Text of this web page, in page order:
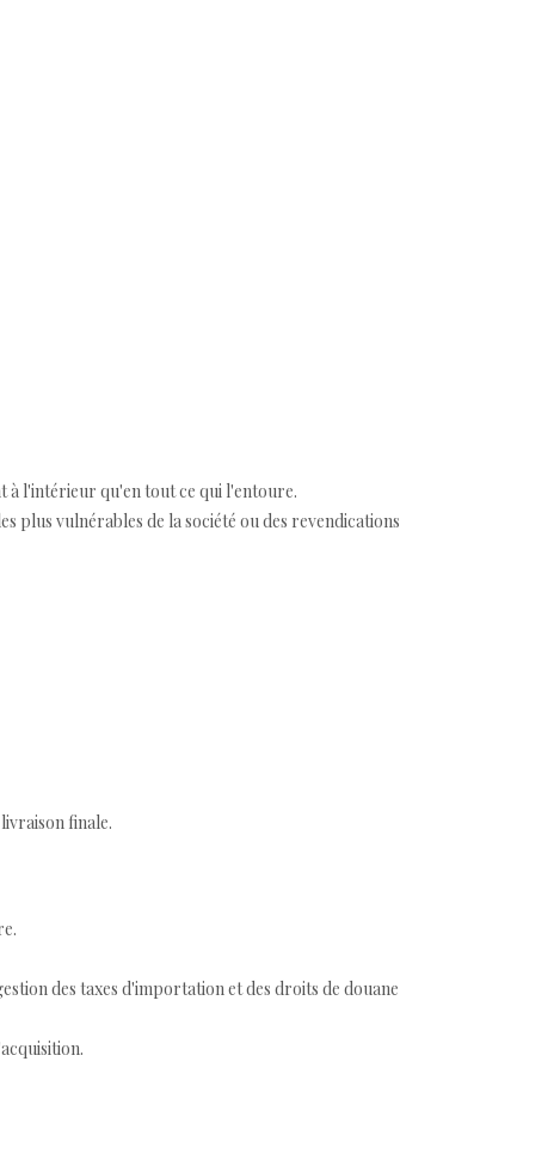
à l'intérieur qu'en tout ce qui l'entoure.
plus vulnérables de la société ou des revendications
finale.
des taxes d'importation et des droits de douane